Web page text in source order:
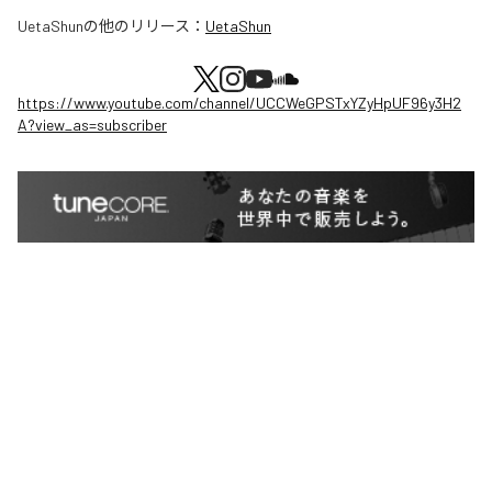
UetaShunの他のリリース： UetaShun
https://www.youtube.com/channel/UCCWeGPSTxYZyHpUF96y3H2
A?view_as=subscriber